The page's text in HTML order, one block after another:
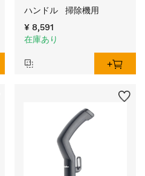
ハンドル   掃除機用
¥ 8,591
在庫あり